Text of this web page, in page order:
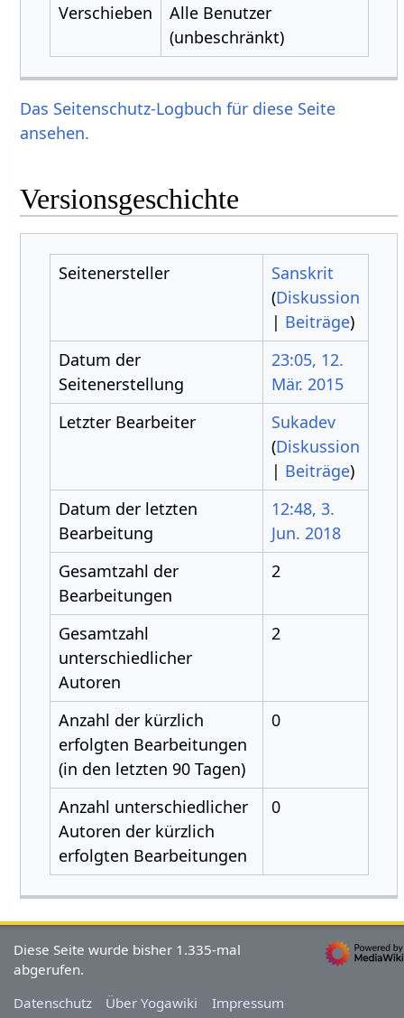
Verschieben
Alle Benutzer
(unbeschränkt)
Das Seitenschutz-Logbuch für diese Seite
ansehen.
Versionsgeschichte
Seitenersteller
Sanskrit
(Diskussion
| Beiträge)
Datum der
Seitenerstellung
23:05, 12.
Mär. 2015
Letzter Bearbeiter
Sukadev
(Diskussion
| Beiträge)
Datum der letzten
Bearbeitung
12:48, 3.
Jun. 2018
Gesamtzahl der
Bearbeitungen
2
Gesamtzahl
unterschiedlicher
Autoren
2
Anzahl der kürzlich
erfolgten Bearbeitungen
(in den letzten 90 Tagen)
0
Anzahl unterschiedlicher
Autoren der kürzlich
erfolgten Bearbeitungen
0
Diese Seite wurde bisher 1.335-mal
abgerufen.
Datenschutz
Über Yogawiki Impressum